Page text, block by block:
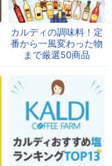
カルディの調味料！定
番から一風変わった物
まで厳選50商品